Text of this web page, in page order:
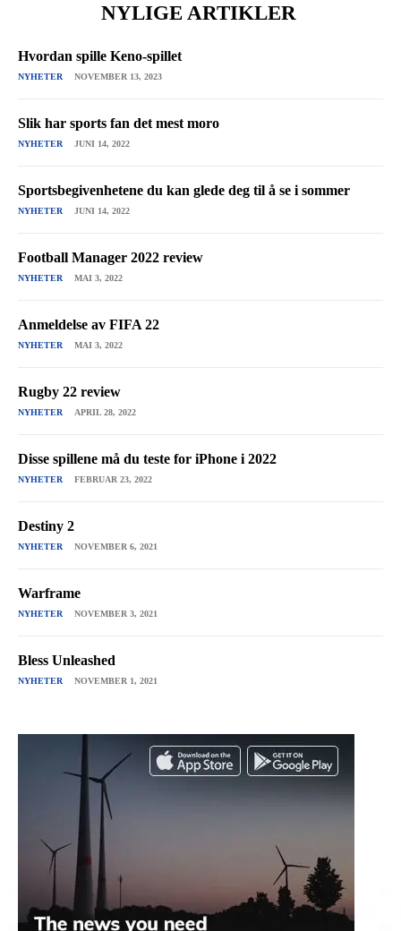
NYLIGE ARTIKLER
Hvordan spille Keno-spillet
NYHETER NOVEMBER 13, 2023
Slik har sports fan det mest moro
NYHETER JUNI 14, 2022
Sportsbegivenhetene du kan glede deg til å se i sommer
NYHETER JUNI 14, 2022
Football Manager 2022 review
NYHETER MAI 3, 2022
Anmeldelse av FIFA 22
NYHETER MAI 3, 2022
Rugby 22 review
NYHETER APRIL 28, 2022
Disse spillene må du teste for iPhone i 2022
NYHETER FEBRUAR 23, 2022
Destiny 2
NYHETER NOVEMBER 6, 2021
Warframe
NYHETER NOVEMBER 3, 2021
Bless Unleashed
NYHETER NOVEMBER 1, 2021